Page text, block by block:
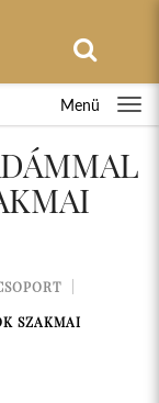
Menü
SZAKMAI